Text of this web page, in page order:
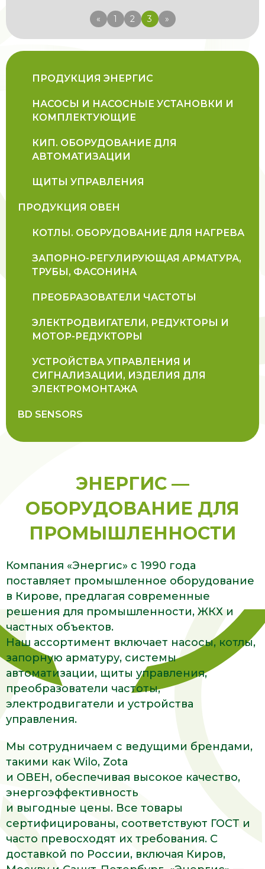
ПРОДУКЦИЯ ЭНЕРГИС
НАСОСЫ И НАСОСНЫЕ УСТАНОВКИ И
КОМПЛЕКТУЮЩИЕ
КИП. ОБОРУДОВАНИЕ ДЛЯ
АВТОМАТИЗАЦИИ
ЩИТЫ УПРАВЛЕНИЯ
ПРОДУКЦИЯ ОВЕН
КОТЛЫ. ОБОРУДОВАНИЕ ДЛЯ НАГРЕВА
ЗАПОРНО-РЕГУЛИРУЮЩАЯ АРМАТУРА,
ТРУБЫ, ФАСОНИНА
ПРЕОБРАЗОВАТЕЛИ ЧАСТОТЫ
ЭЛЕКТРОДВИГАТЕЛИ, РЕДУКТОРЫ И
МОТОР-РЕДУКТОРЫ
УСТРОЙСТВА УПРАВЛЕНИЯ И
СИГНАЛИЗАЦИИ, ИЗДЕЛИЯ ДЛЯ
ЭЛЕКТРОМОНТАЖА
BD SENSORS
« 1 2 3 »
ЭНЕРГИС —
ОБОРУДОВАНИЕ ДЛЯ
ПРОМЫШЛЕННОСТИ
Компания «Энергис» с 1990 года
поставляет промышленное оборудование
в Кирове, предлагая современные
решения для промышленности, ЖКХ и
частных объектов.
Наш ассортимент включает насосы, котлы,
запорную арматуру, системы
автоматизации, щиты управления,
преобразователи частоты,
электродвигатели и устройства
управления.
Мы сотрудничаем с ведущими брендами,
такими как Wilo, Zota
и ОВЕН, обеспечивая высокое качество,
энергоэффективность
и выгодные цены. Все товары
сертифицированы, соответствуют ГОСТ и
часто превосходят их требования. С
доставкой по России, включая Киров,